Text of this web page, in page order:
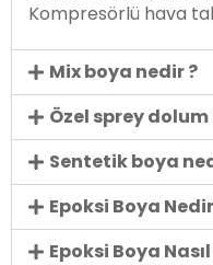
Kompresörlü hava
Mix boya nedir ?
Özel sprey
Sentetik boya
Epoksi Boya
Epoksi Boya